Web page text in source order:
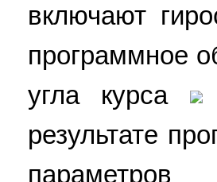
включают
программное
угла курса
результате
параметров